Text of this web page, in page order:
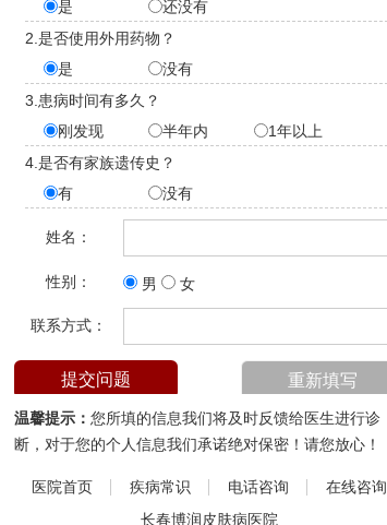
是
还没有
2.是否使用外用药物？
是
没有
3.患病时间有多久？
刚发现
半年内
1年以上
4.是否有家族遗传史？
有
没有
姓名：
性别： 男 女
联系方式：
温馨提示： 您所填的信息我们将及时反馈给医生进行诊
断，对于您的个人信息我们承诺绝对保密！请您放心！
医院首页 疾病常识 电话咨询
在线咨询
长春博润皮肤病医院